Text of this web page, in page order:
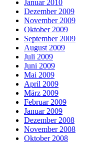
Januar 2010
Dezember 2009
November 2009
Oktober 2009
September 2009
August 2009
Juli 2009
Juni 2009
Mai 2009
April 2009
März 2009
Februar 2009
Januar 2009
Dezember 2008
November 2008
Oktober 2008